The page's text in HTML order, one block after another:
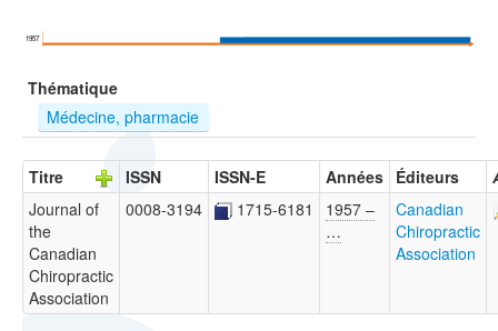
ES
?
1957
Thématique
Médecine, pharmacie
Titre ISSN ISSN-E Années Éditeurs
Journal of
the
Canadian
Chiropractic
Association
0008-3194 1715-6181
1957 –
…
Canadian
Chiropractic
Association